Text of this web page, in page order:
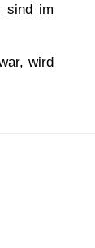
sind im
wird